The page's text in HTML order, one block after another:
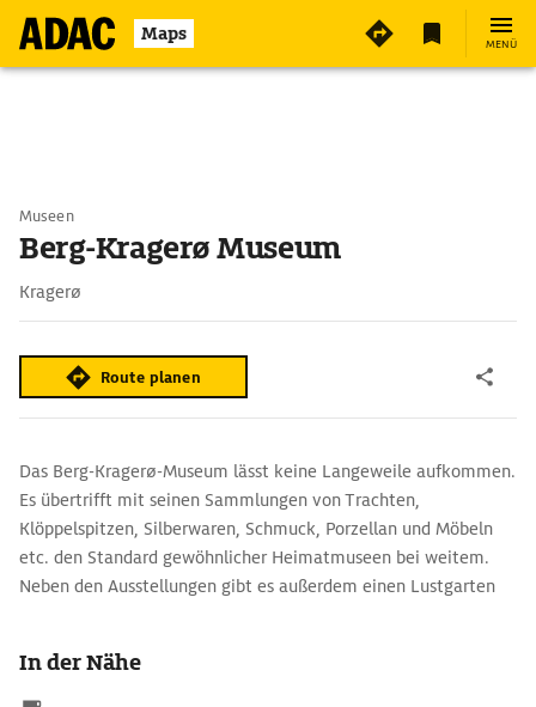
Maps MENÜ
Museen
Berg-Kragerø Museum
Kragerø
Route planen
Das Berg-Kragerø-Museum lässt keine Langeweile aufkommen.
Es übertrifft mit seinen Sammlungen von Trachten,
Klöppelspitzen, Silberwaren, Schmuck, Porzellan und Möbeln
etc. den Standard gewöhnlicher Heimatmuseen bei weitem.
Neben den Ausstellungen gibt es außerdem einen Lustgarten
In der Nähe